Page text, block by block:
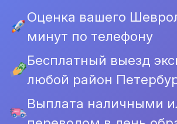
Оценка вашего
минут по телефону
Бесплатный выезд
любой район
Выплата наличными